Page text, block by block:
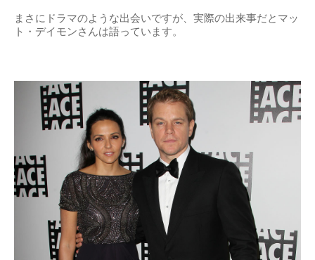
まさにドラマのような出会いですが、実際の出来事だとマッ
ト・デイモンさんは語っています。